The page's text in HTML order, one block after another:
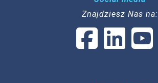
Znajdziesz Nas na: